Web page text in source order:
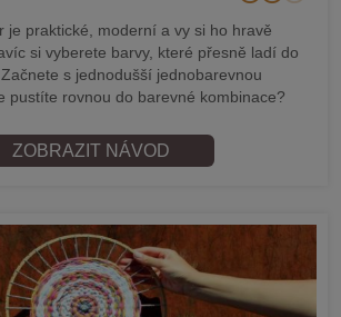
je praktické, moderní a vy si ho hravě
si vyberete barvy, které přesně ladí do
s jednodušší jednobarevnou
pustíte rovnou do barevné kombinace?
ZOBRAZIT NÁVOD